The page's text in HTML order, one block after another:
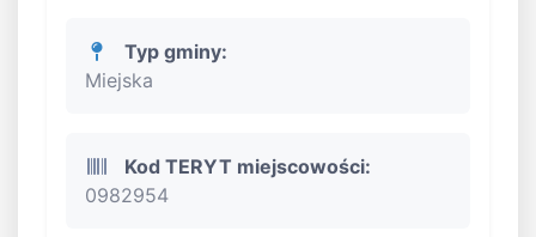
Typ gminy:
Miejska
Kod TERYT miejscowości:
0982954